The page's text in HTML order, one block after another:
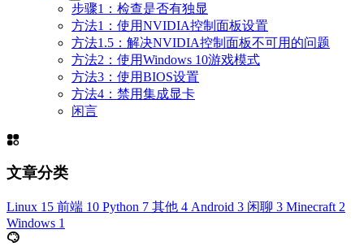
步骤1：检查是否有独显
方法1：使用NVIDIA控制面板设置
方法1.5：解决NVIDIA控制面板不可用的问题
方法2：使用Windows 10游戏模式
方法3：使用BIOS设置
方法4：禁用集成显卡
闲言
文章分类
Linux 15 前端 10 Python 7 其他 4 Android 3 闲聊 3 Minecraft 2
Windows 1